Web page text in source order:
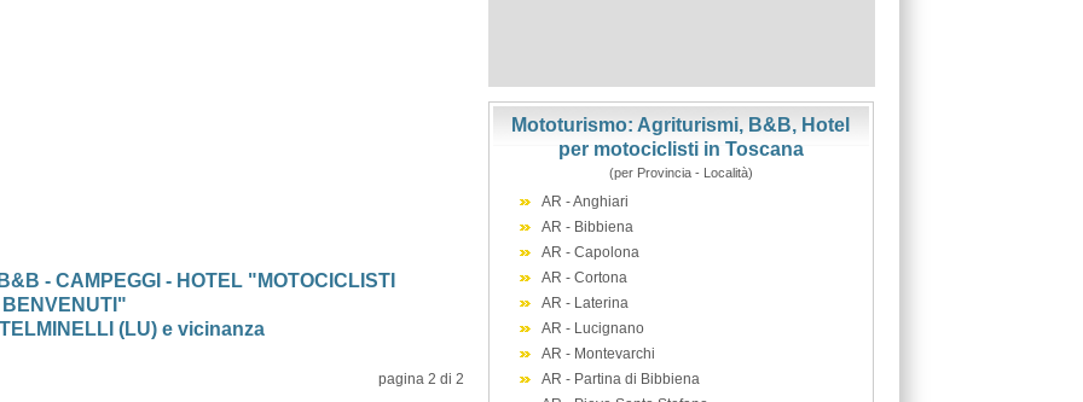
- CAMPEGGI - HOTEL "MOTOCICLISTI
BENVENUTI"
(LU) e vicinanza
pagina 2 di 2
Mototurismo: Agriturismi, B&B, Hotel
per motociclisti in Toscana
(per Provincia - Località)
AR - Anghiari
AR - Bibbiena
AR - Capolona
AR - Cortona
AR - Laterina
AR - Lucignano
AR - Montevarchi
AR - Partina di Bibbiena